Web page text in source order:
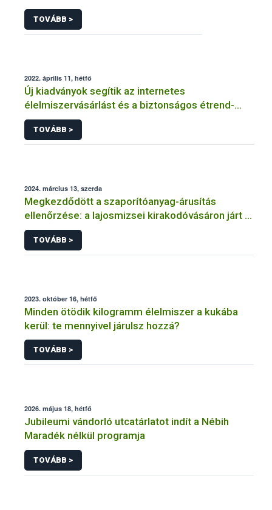
TOVÁBB >
2022. április 11, hétfő
Új kiadványok segítik az internetes
élelmiszervásárlást és a biztonságos étrend-
kiegészítő fogyasztást
TOVÁBB >
2024. március 13, szerda
Megkezdődött a szaporítóanyag-árusítás
ellenőrzése: a lajosmizsei kirakodóvásáron járt a
hatóság
TOVÁBB >
2023. október 16, hétfő
Minden ötödik kilogramm élelmiszer a kukába
kerül: te mennyivel járulsz hozzá?
TOVÁBB >
2026. május 18, hétfő
Jubileumi vándorló utcatárlatot indít a Nébih
Maradék nélkül programja
TOVÁBB >